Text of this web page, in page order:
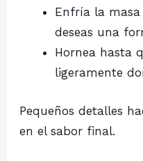
Enfría la
deseas una
Hornea hasta
ligeramente
Pequeños detalles
en el sabor final.